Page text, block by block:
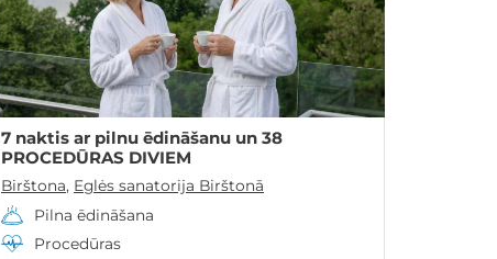
7 naktis ar pilnu ēdināšanu un 38
PROCEDŪRAS DIVIEM
Birštona, Eglės sanatorija Birštonā
Pilna ēdināšana
Procedūras